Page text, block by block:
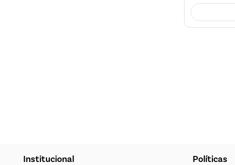
Institucional Políticas